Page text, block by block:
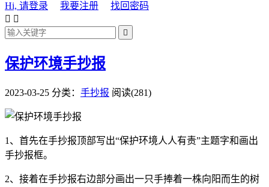
Hi, 请登录 我要注册
找回密码
 

保护环境手抄报
2023-03-25 分类： 手抄报 阅读(281)
1、首先在手抄报顶部写出“保护环境人人有责”主题字和画出
手抄报框。
2、接着在手抄报右边部分画出一只手捧着一株向阳而生的树